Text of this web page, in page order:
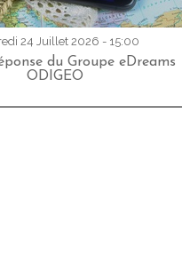
24 Juillet 2026 - 15:00
du Groupe eDreams
ODIGEO